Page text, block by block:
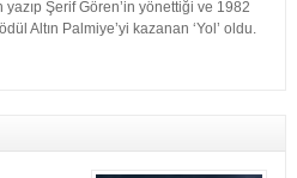
yazıp Şerif Gören’in yönettiği ve 1982
Altın Palmiye’yi kazanan ‘Yol’ oldu.